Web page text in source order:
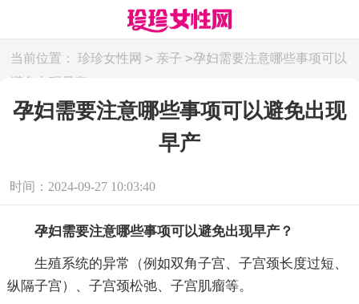
当前位置： 珍珍女性网 > 亲子 >孕妇需要注意哪些事项可以
避免出现早产
孕妇需要注意哪些事项可以避免出现
早产
时间：2024-09-27 10:03:40
孕妇需要注意哪些事项可以避免出现早产？
生殖系统的异常（例如双角子宫、子宫颈长度过短、
纵隔子宫）、子宫颈松弛、子宫肌瘤等。